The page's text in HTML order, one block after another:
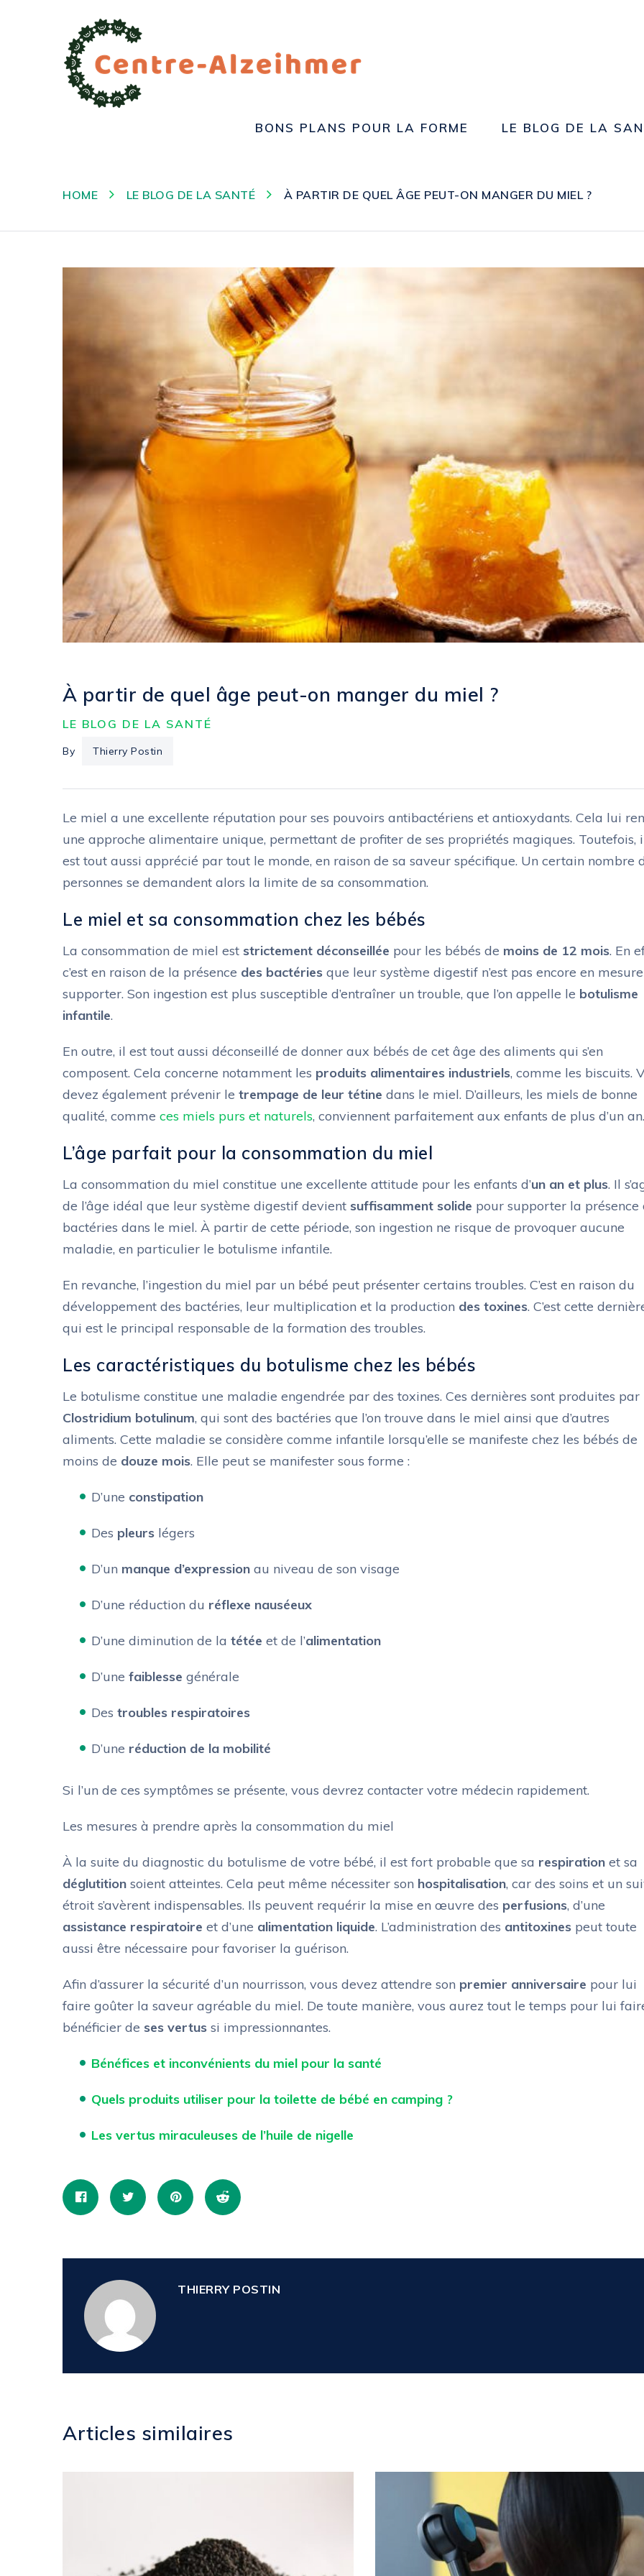
BONS PLANS POUR LA FORME LE BLOG DE LA
HOME LE BLOG DE LA SANTÉ À PARTIR DE QUEL ÂGE PEUT-ON MANGER DU MIEL ?
À partir de quel âge peut-on manger du miel ?
LE BLOG DE LA SANTÉ
By Thierry Postin
Le miel a une excellente réputation pour ses pouvoirs antibactériens et antioxydants. Cela lui
une approche alimentaire unique, permettant de profiter de ses propriétés magiques. Toutefois,
est tout aussi apprécié par tout le monde, en raison de sa saveur spécifique. Un certain nombre
personnes se demandent alors la limite de sa consommation.
Le miel et sa consommation chez les bébés
La consommation de miel est strictement déconseillée pour les bébés de moins de 12 mois. En
c’est en raison de la présence des bactéries que leur système digestif n’est pas encore en
supporter. Son ingestion est plus susceptible d’entraîner un trouble, que l’on appelle le botulisme
infantile.
En outre, il est tout aussi déconseillé de donner aux bébés de cet âge des aliments qui s’en
composent. Cela concerne notamment les produits alimentaires industriels, comme les biscuits.
devez également prévenir le trempage de leur tétine dans le miel. D’ailleurs, les miels de bonne
qualité, comme ces miels purs et naturels, conviennent parfaitement aux enfants de plus d’un an.
L’âge parfait pour la consommation du miel
La consommation du miel constitue une excellente attitude pour les enfants d’un an et plus. Il
de l’âge idéal que leur système digestif devient suffisamment solide pour supporter la présence
bactéries dans le miel. À partir de cette période, son ingestion ne risque de provoquer aucune
maladie, en particulier le botulisme infantile.
En revanche, l’ingestion du miel par un bébé peut présenter certains troubles. C’est en raison du
développement des bactéries, leur multiplication et la production des toxines. C’est cette
qui est le principal responsable de la formation des troubles.
Les caractéristiques du botulisme chez les bébés
Le botulisme constitue une maladie engendrée par des toxines. Ces dernières sont produites par
Clostridium botulinum, qui sont des bactéries que l’on trouve dans le miel ainsi que d’autres
aliments. Cette maladie se considère comme infantile lorsqu’elle se manifeste chez les bébés de
moins de douze mois. Elle peut se manifester sous forme :
D’une constipation
Des pleurs légers
D’un manque d’expression au niveau de son visage
D’une réduction du réflexe nauséeux
D’une diminution de la tétée et de l’alimentation
D’une faiblesse générale
Des troubles respiratoires
D’une réduction de la mobilité
Si l’un de ces symptômes se présente, vous devrez contacter votre médecin rapidement.
Les mesures à prendre après la consommation du miel
À la suite du diagnostic du botulisme de votre bébé, il est fort probable que sa respiration et sa
déglutition soient atteintes. Cela peut même nécessiter son hospitalisation, car des soins et un
étroit s’avèrent indispensables. Ils peuvent requérir la mise en œuvre des perfusions, d’une
assistance respiratoire et d’une alimentation liquide. L’administration des antitoxines peut toute
aussi être nécessaire pour favoriser la guérison.
Afin d’assurer la sécurité d’un nourrisson, vous devez attendre son premier anniversaire pour lui
faire goûter la saveur agréable du miel. De toute manière, vous aurez tout le temps pour lui
bénéficier de ses vertus si impressionnantes.
Bénéfices et inconvénients du miel pour la santé
Quels produits utiliser pour la toilette de bébé en camping ?
Les vertus miraculeuses de l’huile de nigelle
THIERRY POSTIN
Articles similaires